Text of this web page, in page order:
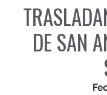
DE SAN